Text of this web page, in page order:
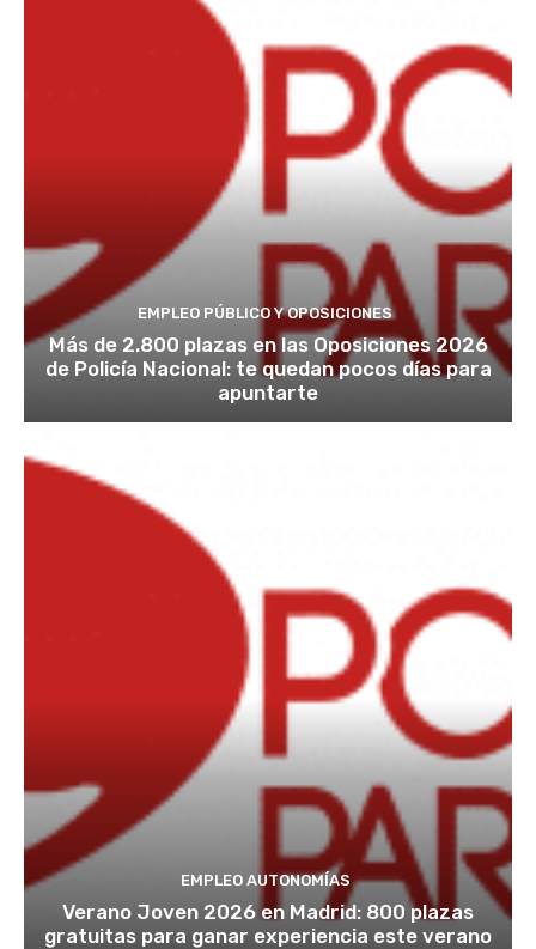
EMPLEO PÚBLICO Y OPOSICIONES
Más de 2.800 plazas en las Oposiciones 2026
de Policía Nacional: te quedan pocos días para
apuntarte
EMPLEO AUTONOMÍAS
Verano Joven 2026 en Madrid: 800 plazas
gratuitas para ganar experiencia este verano